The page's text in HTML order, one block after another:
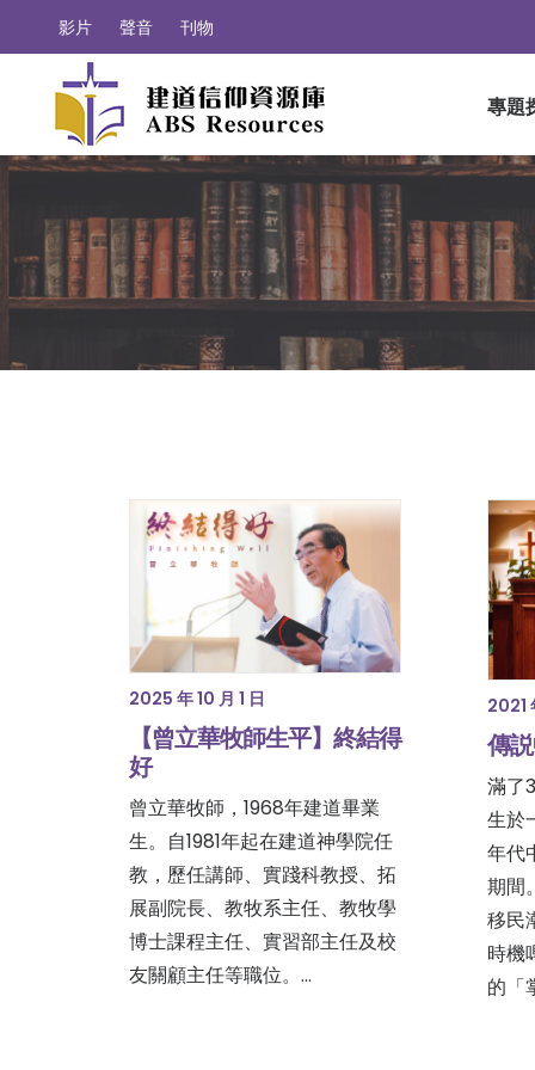
影片 聲音 刊物
專題
2025 年 10 月 1 日
【曾立華牧師生平】終結得
好
曾立華牧師，1968年建道畢業
生。自1981年起在建道神學院任
教，歷任講師、實踐科教授、拓
展副院長、教牧系主任、教牧學
博士課程主任、實習部主任及校
友關顧主任等職位。…
2021
傳
滿了
生於
年代
期間
移民
時機
的「